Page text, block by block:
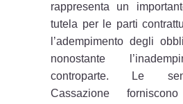
rappresenta un
tutela per le parti
l’adempimento degli
nonostante
controparte. Le
Cassazione